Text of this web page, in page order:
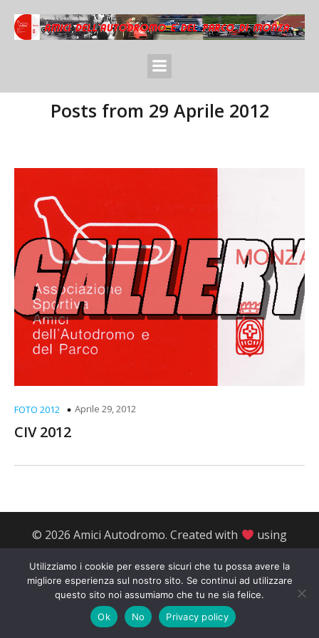
Posts from 29 Aprile 2012
FOTO 2012 Aprile 29, 2012
CIV 2012
© 2026 Amici Autodromo. Created with
using
WordPress andKubio
Utilizziamo i cookie per essere sicuri che tu possa avere la
migliore esperienza sul nostro sito. Se continui ad utilizzare
questo sito noi assumiamo che tu ne sia felice.
Ok
No Privacy policy